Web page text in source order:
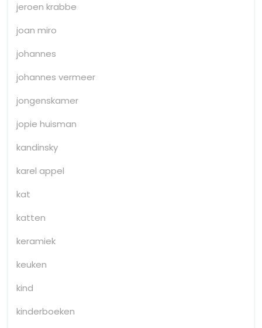
jeroen krabbe
joan miro
johannes
johannes vermeer
jongenskamer
jopie huisman
kandinsky
karel appel
kat
katten
keramiek
keuken
kind
kinderboeken